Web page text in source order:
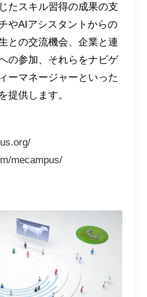
たスキル習得の成果の支
やAIアシスタントからの
との交流機会、企業と連
の参加、それらをナビゲ
ーマネージャーといった
提供します。
mecampus/